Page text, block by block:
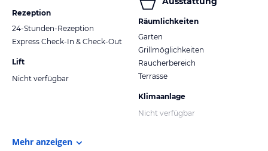
Rezeption
24-Stunden-Rezeption
Express Check-In & Check-Out
Lift
Nicht verfügbar
Räumlichkeiten
Garten
Grillmöglichkeiten
Raucherbereich
Terrasse
Klimaanlage
Nicht verfügbar
Mehr anzeigen